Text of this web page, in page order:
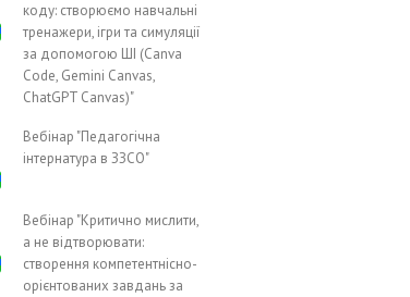
коду: створюємо навчальні
тренажери, ігри та симуляції
за допомогою ШІ (Canva
Code, Gemini Canvas,
ChatGPT Canvas)"
Вебінар "Педагогічна
інтернатура в ЗЗСО"
Вебінар "Критично мислити,
а не відтворювати:
створення компетентнісно-
орієнтованих завдань за